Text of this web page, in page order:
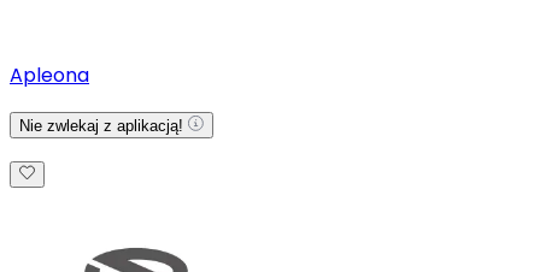
Apleona
Nie zwlekaj z aplikacją!